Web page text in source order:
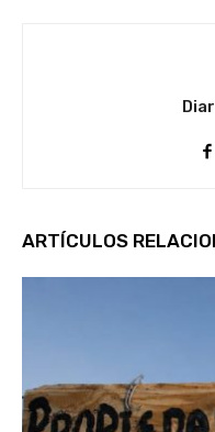
ARTÍCULOS